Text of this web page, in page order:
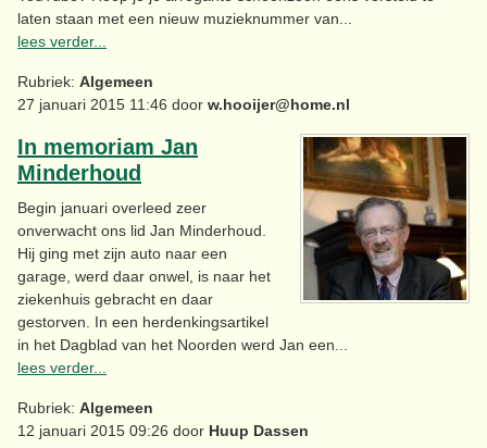
laten staan met een nieuw muzieknummer van...
lees verder...
Rubriek: Algemeen
27 januari 2015 11:46 door w.hooijer@home.nl
In memoriam Jan
Minderhoud
Begin januari overleed zeer
onverwacht ons lid Jan Minderhoud.
Hij ging met zijn auto naar een
garage, werd daar onwel, is naar het
ziekenhuis gebracht en daar
gestorven. In een herdenkingsartikel
in het Dagblad van het Noorden werd Jan een...
lees verder...
Rubriek: Algemeen
12 januari 2015 09:26 door Huup Dassen